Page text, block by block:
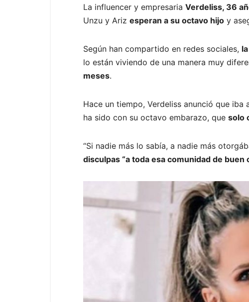
La influencer y empresaria Verdeliss, 36
Unzu y Ariz esperan a su octavo hijo y
Según han compartido en redes sociales,
lo están viviendo de una manera muy
meses.
Hace un tiempo, Verdeliss anunció que
ha sido con su octavo embarazo, que solo
“Si nadie más lo sabía, a nadie más
disculpas “a toda esa comunidad de buen